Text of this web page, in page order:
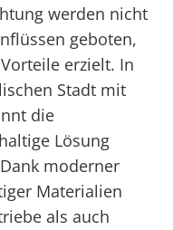
werden nicht
geboten,
erzielt. In
Stadt mit
die
Lösung
moderner
Materialien
als auch